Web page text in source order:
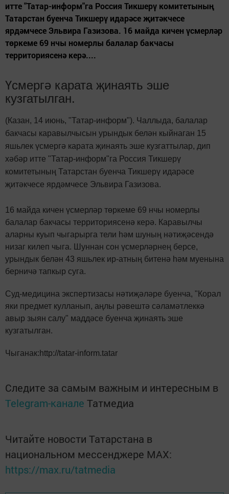
итте "Татар-информ"га Россия Тикшерү комитетының
Татарстан буенча Тикшерү идарәсе җитәкчесе
ярдәмчесе Эльвира Газизова. 16 майда кичен үсмерләр
төркеме 69 нчы номерлы балалар бакчасы
территориясенә керә....
Үсмергә карата җинаять эше
кузгатылган.
(Казан, 14 июнь, "Татар-информ"). Чаллыда, балалар
бакчасы каравылчысын урындык белән кыйнаган 15
яшьлек үсмергә карата җинаять эше кузгаттылар, дип
хәбәр итте "Татар-информ"га Россия Тикшерү
комитетының Татарстан буенча Тикшерү идарәсе
җитәкчесе ярдәмчесе Эльвира Газизова.
16 майда кичен үсмерләр төркеме 69 нчы номерлы
балалар бакчасы территориясенә керә. Каравылчы
аларны куып чыгарырга тели һәм шуның нәтиҗәсендә
низаг килеп чыга. Шуннан сон үсмерләрнең берсе,
урындык белән 43 яшьлек ир-атның битенә һәм муенына
берничә тапкыр суга.
Суд-медицина экспертизасы нәтиҗәләре буенча, "Корал
яки предмет кулланып, аңлы рәвештә сәламәтлеккә
авыр зыян салу" маддәсе буенча җинаять эше
кузгатылган.
Чыганак:http://tatar-inform.tatar
Следите за самым важным и интересным в
Telegram-канале Татмедиа
Читайте новости Татарстана в
национальном мессенджере MАХ:
https://max.ru/tatmedia